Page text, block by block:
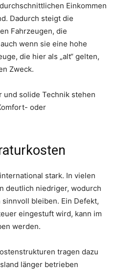
Einkommen
Dadurch steigt die
Fahrzeugen, die
wenn sie eine hohe
die hier als „alt“ gelten,
Zweck.
solide Technik stehen
oder
stark. In vielen
deutlich niedriger, wodurch
bleiben. Ein Defekt,
eingestuft wird, kann im
werden.
tragen dazu
länger betrieben